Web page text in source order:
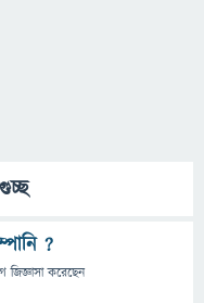
?
জিজ্ঞাসাকরেছেন